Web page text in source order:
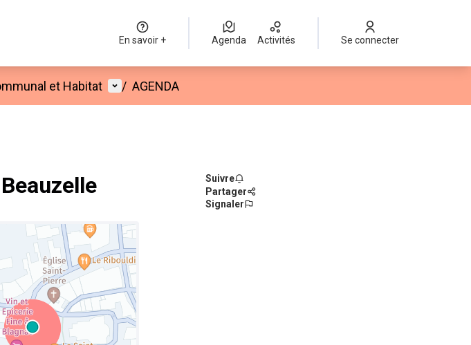
En savoir + Agenda Activités Se connecter
et Habitat Menu utilisateur
/ AGENDA
Suivre
Partager
Signaler